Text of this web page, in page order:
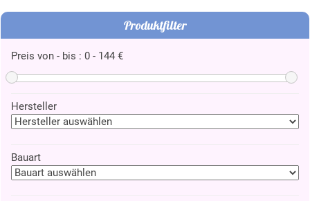
Produktfilter
Preis von - bis : 0 - 144 €
Hersteller
Bauart